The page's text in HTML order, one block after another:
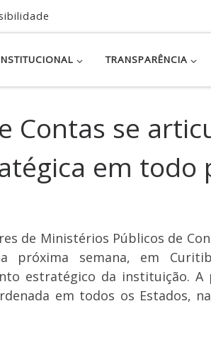
TRANSPARÊNCIA
Contas se
em todo
de Ministérios Públicos de
próxima semana, em
estratégico da instituição.
em todos os Estados,